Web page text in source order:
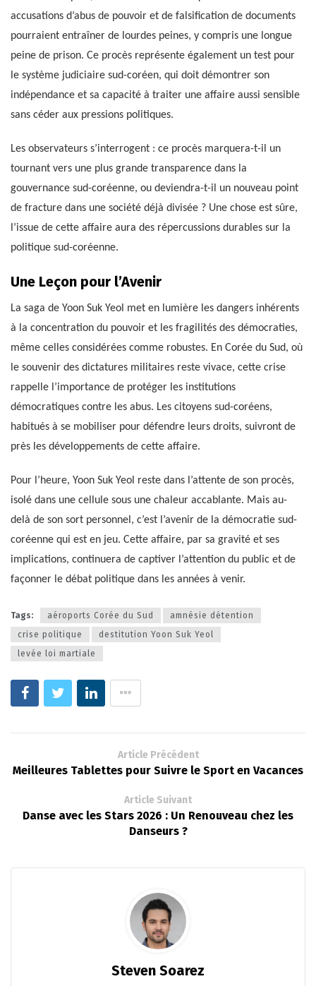
accusations d’abus de pouvoir et de falsification de documents
pourraient entraîner de lourdes peines, y compris une longue
peine de prison. Ce procès représente également un test pour
le système judiciaire sud-coréen, qui doit démontrer son
indépendance et sa capacité à traiter une affaire aussi sensible
sans céder aux pressions politiques.
Les observateurs s’interrogent : ce procès marquera-t-il un
tournant vers une plus grande transparence dans la
gouvernance sud-coréenne, ou deviendra-t-il un nouveau point
de fracture dans une société déjà divisée ? Une chose est sûre,
l’issue de cette affaire aura des répercussions durables sur la
politique sud-coréenne.
Une Leçon pour l’Avenir
La saga de Yoon Suk Yeol met en lumière les dangers inhérents
à la concentration du pouvoir et les fragilités des démocraties,
même celles considérées comme robustes. En Corée du Sud, où
le souvenir des dictatures militaires reste vivace, cette crise
rappelle l’importance de protéger les institutions
démocratiques contre les abus. Les citoyens sud-coréens,
habitués à se mobiliser pour défendre leurs droits, suivront de
près les développements de cette affaire.
Pour l’heure, Yoon Suk Yeol reste dans l’attente de son procès,
isolé dans une cellule sous une chaleur accablante. Mais au-
delà de son sort personnel, c’est l’avenir de la démocratie sud-
coréenne qui est en jeu. Cette affaire, par sa gravité et ses
implications, continuera de captiver l’attention du public et de
façonner le débat politique dans les années à venir.
Tags: aéroports Corée du Sud
amnésie détention
crise politique
destitution Yoon Suk Yeol
levée loi martiale
Article Précédent
Meilleures Tablettes pour Suivre le Sport en Vacances
Article Suivant
Danse avec les Stars 2026 : Un Renouveau chez les
Danseurs ?
Steven Soarez